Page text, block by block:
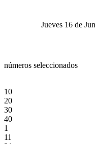
Jueves 16 de
números seleccionados
10
20
30
40
1
11